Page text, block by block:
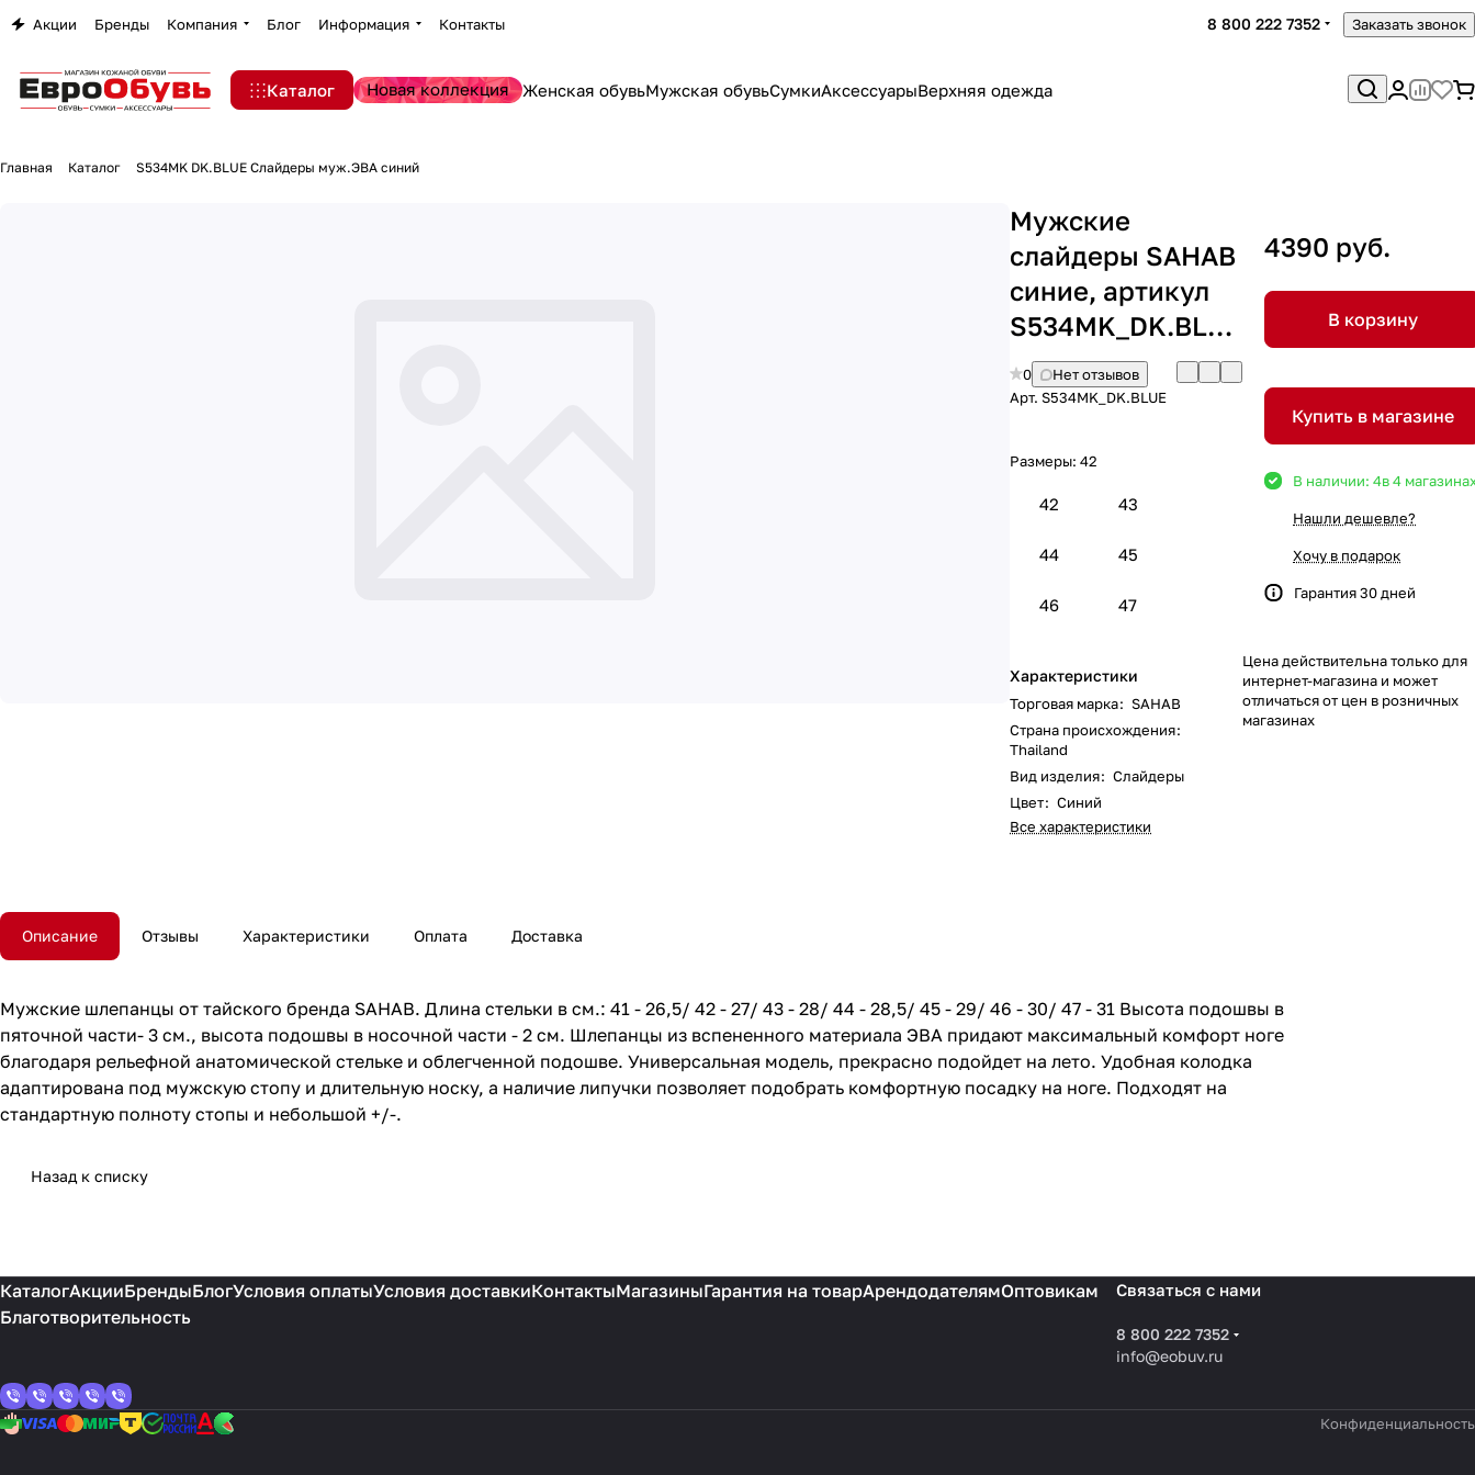
Акции Бренды Компания Блог Информация Контакты 8 800 222 7352 Заказать звонок
Каталог Новая коллекция Женская обувьМужская обувьСумкиАксессуарыВерхняя одежда
Главная Каталог S534MK DK.BLUE Слайдеры муж.ЭВА синий
Мужские
слайдеры SAHAB
синие, артикул
S534MK_DK.BLUE
0
Нет отзывов
Арт. S534MK_DK.BLUE
Размеры: 42
42 43
44 45
46 47
Характеристики
Торговая марка: SAHAB
Страна происхождения:
Thailand
Вид изделия: Слайдеры
Цвет: Синий
Все характеристики
4390 руб.
В корзину
Купить в магазине
В наличии: 4в 4
Нашли дешевле?
Хочу в подарок
Гарантия 30 дней
Цена действительна только для
интернет-магазина и может
отличаться от цен в розничных
магазинах
Описание Отзывы Характеристики Оплата Доставка
Мужские шлепанцы от тайского бренда SAHAB. Длина стельки в см.: 41 - 26,5/ 42 - 27/ 43 - 28/ 44 - 28,5/ 45 - 29/ 46 - 30/ 47 - 31 Высота подошвы в
пяточной части- 3 см., высота подошвы в носочной части - 2 см. Шлепанцы из вспененного материала ЭВА придают максимальный комфорт ноге
благодаря рельефной анатомической стельке и облегченной подошве. Универсальная модель, прекрасно подойдет на лето. Удобная колодка
адаптирована под мужскую стопу и длительную носку, а наличие липучки позволяет подобрать комфортную посадку на ноге. Подходят на
стандартную полноту стопы и небольшой +/-.
Назад к списку
КаталогАкцииБрендыБлогУсловия оплатыУсловия доставкиКонтактыМагазиныГарантия на товарАрендодателямОптовикам
Благотворительность
Связаться с нами
8 800 222 7352
info@eobuv.ru
Конфиденциальность